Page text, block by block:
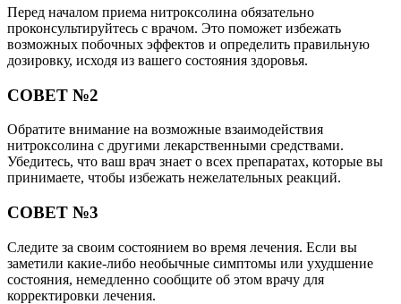
Перед началом приема нитроксолина обязательно
проконсультируйтесь с врачом. Это поможет избежать
возможных побочных эффектов и определить правильную
дозировку, исходя из вашего состояния здоровья.
СОВЕТ №2
Обратите внимание на возможные взаимодействия
нитроксолина с другими лекарственными средствами.
Убедитесь, что ваш врач знает о всех препаратах, которые вы
принимаете, чтобы избежать нежелательных реакций.
СОВЕТ №3
Следите за своим состоянием во время лечения. Если вы
заметили какие-либо необычные симптомы или ухудшение
состояния, немедленно сообщите об этом врачу для
корректировки лечения.